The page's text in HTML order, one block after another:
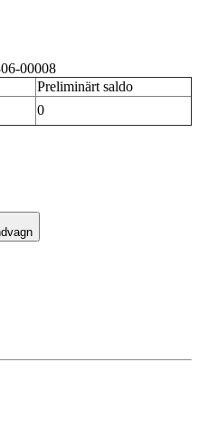
00008
Preliminärt saldo
0